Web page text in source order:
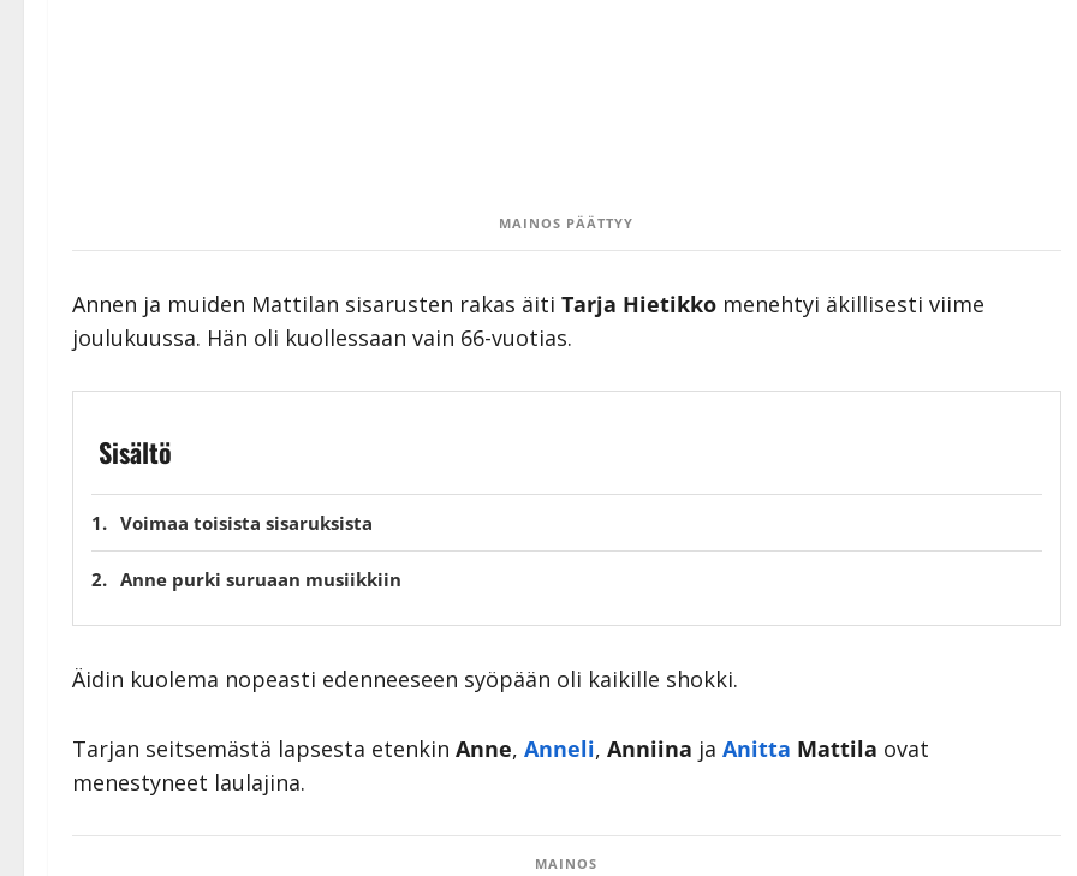
MAINOS PÄÄTTYY
Annen ja muiden Mattilan sisarusten rakas äiti Tarja Hietikko menehtyi äkillisesti viime
joulukuussa. Hän oli kuollessaan vain 66-vuotias.
Sisältö
Voimaa toisista sisaruksista
Anne purki suruaan musiikkiin
Äidin kuolema nopeasti edenneeseen syöpään oli kaikille shokki.
Tarjan seitsemästä lapsesta etenkin Anne, Anneli, Anniina ja Anitta Mattila ovat
menestyneet laulajina.
MAINOS